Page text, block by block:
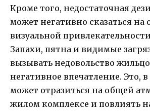
Кроме того, недостаточная
может негативно сказаться на
визуальной
Запахи, пятна и видимые
вызывать недовольство
негативное впечатление. Это,
может отразиться на общей
жилом комплексе и повлиять